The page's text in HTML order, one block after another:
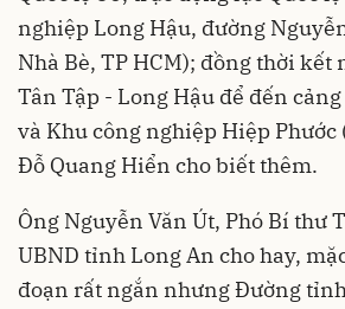
nghiệp Long Hậu, đường
Nhà Bè, TP HCM); đồng thời kết
Tân Tập - Long Hậu để đến
và Khu công nghiệp Hiệp Phước
Đỗ Quang Hiển cho biết thêm.
Ông Nguyễn Văn Út, Phó Bí thư
UBND tỉnh Long An cho hay,
đoạn rất ngắn nhưng Đường